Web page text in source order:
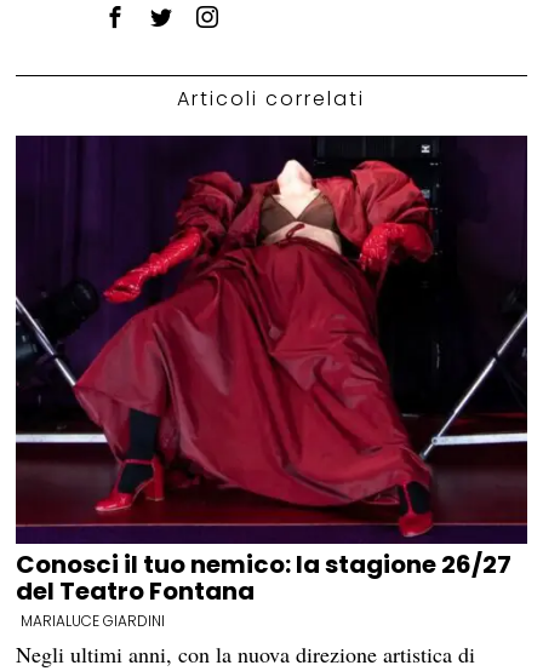
Articoli correlati
Conosci il tuo nemico: la stagione 26/27
del Teatro Fontana
MARIALUCE GIARDINI
Negli ultimi anni, con la nuova direzione artistica di